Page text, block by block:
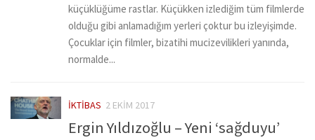
küçüklüğüme rastlar. Küçükken izlediğim tüm filmlerde
olduğu gibi anlamadığım yerleri çoktur bu izleyişimde.
Çocuklar için filmler, bizatihi mucizevilikleri yanında,
normalde...
İKTIBAS 2 EKIM 2017
Ergin Yıldızoğlu – Yeni ‘sağduyu’